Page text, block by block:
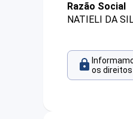
Razão Social
NATIELI DA
os direitos